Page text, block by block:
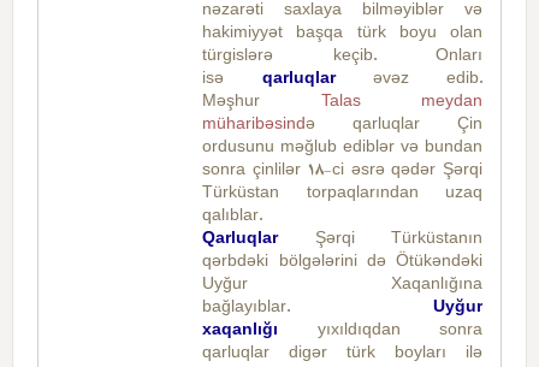
nəzarəti saxlaya bilməyiblər və
hakimiyyət başqa türk boyu olan
türgislərə keçib. Onları
isə qarluqlarəvəz edib.
Məşhur
Talas meydan
müharibəsində qarluqlar Çin
ordusunu məğlub ediblər və bundan
sonra çinlilər 18-ci əsrə qədər Şərqi
Türküstan torpaqlarından uzaq
qalıblar.
QarluqlarŞərqi Türküstanın
qərbdəki bölgələrini də Ötükəndəki
Uyğur Xaqanlığına
bağlayıblar. Uyğur
xaqanlığı yıxıldıqdan sonra
qarluqlar digər türk boyları ilə